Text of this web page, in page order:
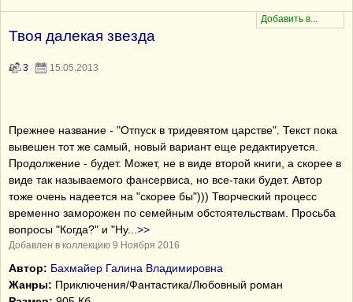
Твоя далекая звезда
3 15.05.2013
Прежнее название - "Отпуск в тридевятом царстве". Текст пока
вывешен тот же самый, новый вариант еще редактируется.
Продолжение - будет. Может, не в виде второй книги, а скорее в
виде так называемого фансервиса, но все-таки будет. Автор
тоже очень надеется на "скорее бы"))) Творческий процесс
временно заморожен по семейным обстоятельствам. Просьба
вопросы "Когда?" и "Ну... >>
Добавлен в коллекцию 9 Ноября 2016
Автор: Бахмайер Галина Владимировна
Жанры: Приключения/Фантастика/Любовный роман